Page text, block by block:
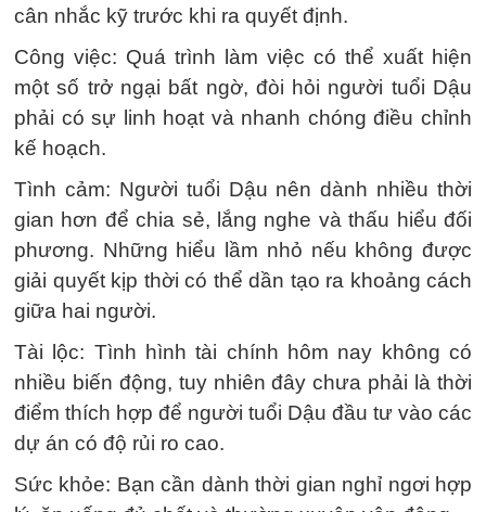
cân nhắc kỹ trước khi ra quyết định.
Công việc: Quá trình làm việc có thể xuất hiện
một số trở ngại bất ngờ, đòi hỏi người tuổi Dậu
phải có sự linh hoạt và nhanh chóng điều chỉnh
kế hoạch.
Tình cảm: Người tuổi Dậu nên dành nhiều thời
gian hơn để chia sẻ, lắng nghe và thấu hiểu đối
phương. Những hiểu lầm nhỏ nếu không được
giải quyết kịp thời có thể dần tạo ra khoảng cách
giữa hai người.
Tài lộc: Tình hình tài chính hôm nay không có
nhiều biến động, tuy nhiên đây chưa phải là thời
điểm thích hợp để người tuổi Dậu đầu tư vào các
dự án có độ rủi ro cao.
Sức khỏe: Bạn cần dành thời gian nghỉ ngơi hợp